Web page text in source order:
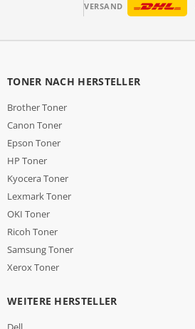
VERSAND
TONER NACH HERSTELLER
Brother Toner
Canon Toner
Epson Toner
HP Toner
Kyocera Toner
Lexmark Toner
OKI Toner
Ricoh Toner
Samsung Toner
Xerox Toner
WEITERE HERSTELLER